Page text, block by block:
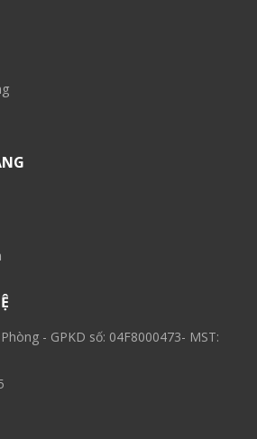
- GPKD số: 04F8000473- MST: